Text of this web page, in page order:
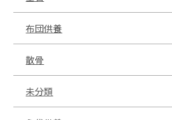
布団供養
散骨
未分類